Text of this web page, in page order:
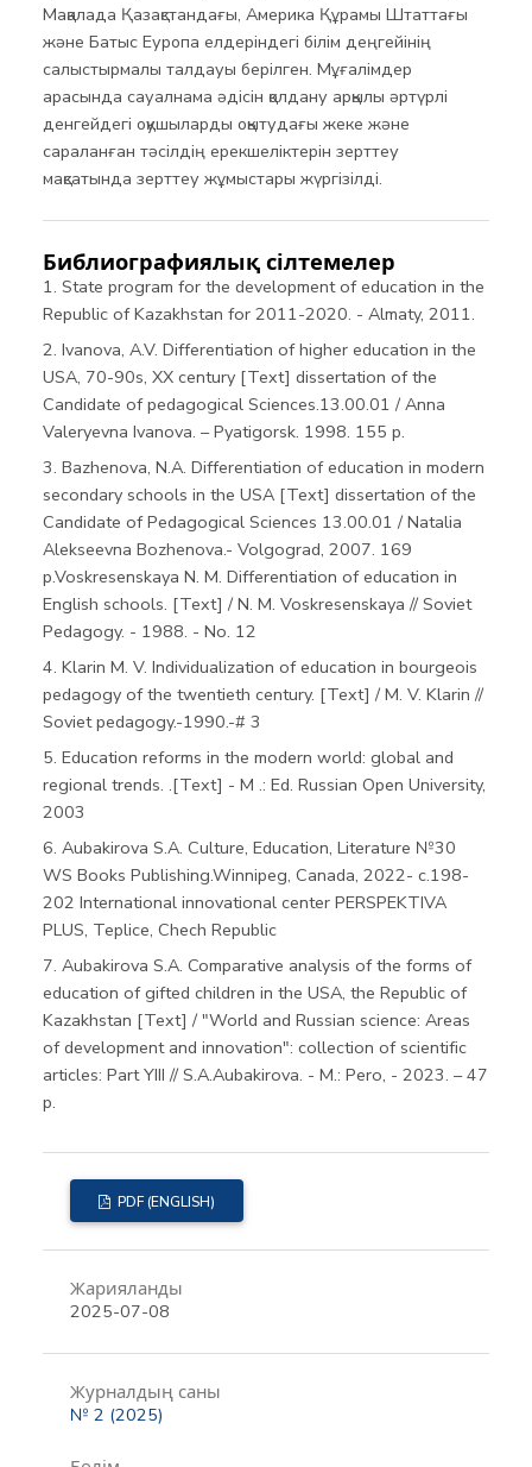
Мақалада Қазақстандағы, Америка Құрамы Штаттағы
және Батыс Еуропа елдеріндегі білім деңгейінің
салыстырмалы талдауы берілген. Мұғалімдер
арасында сауалнама әдісін қолдану арқылы әртүрлі
денгейдегі оқушыларды оқытудағы жеке және
сараланған тәсілдің ерекшеліктерін зерттеу
мақсатында зерттеу жұмыстары жүргізілді.
Библиографиялық сілтемелер
1. State program for the development of education in the
Republic of Kazakhstan for 2011-2020. - Almaty, 2011.
2. Ivanova, A.V. Differentiation of higher education in the
USA, 70-90s, XX century [Text] dissertation of the
Candidate of pedagogical Sciences.13.00.01 / Anna
Valeryevna Ivanova. – Pyatigorsk. 1998. 155 p.
3. Bazhenova, N.A. Differentiation of education in modern
secondary schools in the USA [Text] dissertation of the
Candidate of Pedagogical Sciences 13.00.01 / Natalia
Alekseevna Bozhenova.- Volgograd, 2007. 169
p.Voskresenskaya N. M. Differentiation of education in
English schools. [Text] / N. M. Voskresenskaya // Soviet
Pedagogy. - 1988. - No. 12
4. Klarin M. V. Individualization of education in bourgeois
pedagogy of the twentieth century. [Text] / M. V. Klarin //
Soviet pedagogy.-1990.-# 3
5. Education reforms in the modern world: global and
regional trends. .[Text] - M .: Ed. Russian Open University,
2003
6. Aubakirova S.A. Culture, Education, Literature №30
WS Books Publishing.Winnipeg, Canada, 2022- с.198-
202 International innovational center PERSPEKTIVA
PLUS, Teplice, Chech Republic
7. Aubakirova S.A. Comparative analysis of the forms of
education of gifted children in the USA, the Republic of
Kazakhstan [Text] / "World and Russian science: Areas
of development and innovation": collection of scientific
articles: Part YIII // S.A.Aubakirova. - M.: Pero, - 2023. – 47
p.
PDF (ENGLISH)
Жарияланды
2025-07-08
Журналдың саны
№ 2 (2025)